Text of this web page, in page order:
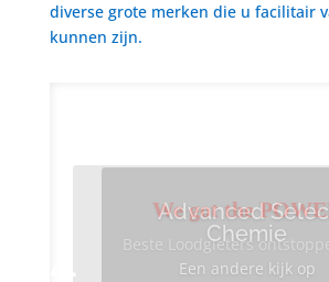
diverse grote merken die u facilitair
kunnen zijn.
Advanced
Chemie
Een andere kijk op
We got the
Beste Loodgieters